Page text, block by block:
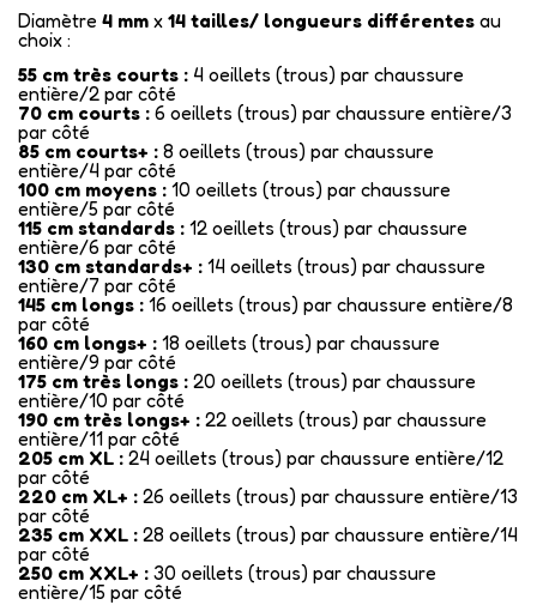
Diamètre 4 mm x 14 tailles/ longueurs différentes au
choix :
55 cm très courts : 4 oeillets (trous) par chaussure
entière/2 par côté
70 cm courts : 6 oeillets (trous) par chaussure entière/3
par côté
85 cm courts+ : 8 oeillets (trous) par chaussure
entière/4 par côté
100 cm moyens : 10 oeillets (trous) par chaussure
entière/5 par côté
115 cm standards : 12 oeillets (trous) par chaussure
entière/6 par côté
130 cm standards+ : 14 oeillets (trous) par chaussure
entière/7 par côté
145 cm longs : 16 oeillets (trous) par chaussure entière/8
par côté
160 cm longs+ : 18 oeillets (trous) par chaussure
entière/9 par côté
175 cm très longs : 20 oeillets (trous) par chaussure
entière/10 par côté
190 cm très longs+ : 22 oeillets (trous) par chaussure
entière/11 par côté
205 cm XL : 24 oeillets (trous) par chaussure entière/12
par côté
220 cm XL+ : 26 oeillets (trous) par chaussure entière/13
par côté
235 cm XXL : 28 oeillets (trous) par chaussure entière/14
par côté
250 cm XXL+ : 30 oeillets (trous) par chaussure
entière/15 par côté